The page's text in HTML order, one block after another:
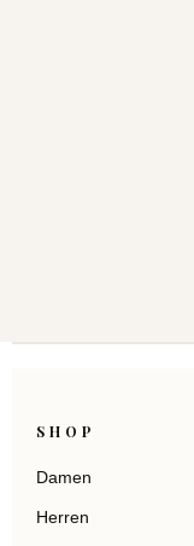
SHOP
Damen
Herren